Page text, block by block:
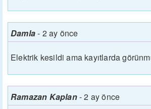
Damla- 2 ay önce
Elektrik kesildi ama kayıtlarda
Ramazan Kaplan-2 ay önce